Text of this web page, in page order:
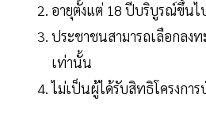
อายุตั้งแต่ 18 ปีบริบูรณ์ขึ้น
ประชาชนสามารถเลือกลงท
เท่านั้น
ไม่เป็นผู้ได้รับสิทธิโครงกา